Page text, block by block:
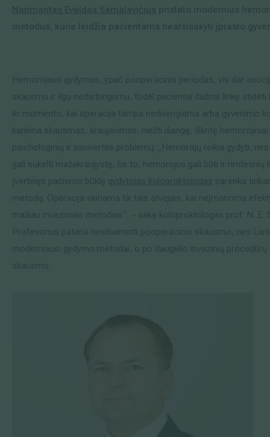
Narimantas Evaldas Samalavičius pristato modernius
metodus, kurie leidžia pacientams neatsisakyti įprasto
Hemorojaus gydymas, ypač pooperacinis periodas, vis dar
skausmu ir ilgu nedarbingumu, todėl pacientai dažnai linkę
iki momento, kai operacija tampa neišvengiama arba gyvenimo
kankina skausmas, kraujavimas, niežti išangę, iškritę
psichologinių ir savivertės problemų. „Hemorojų reikia gydyti,
gali sukelti mažakraujystę, be to, hemorojus gali būti ir rimtesnių
Įvertinęs paciento būklę gydytojas koloproktologas parenka
metodą. Operacija skiriama tik tais atvejais, kai neįmanoma
mažiau invaziniais metodais“, – sakė koloproktologas prof. N. E.
Profesorius pataria nesibaiminti pooperacinio skausmo, nes
moderniausi gydymo metodai, o po daugelio invazinių procedūrų
skausmo.
Išsiplėtusių kojų venų gydymas
Hila paslaugos
Hila gydytojai
Sveikatos patarimai